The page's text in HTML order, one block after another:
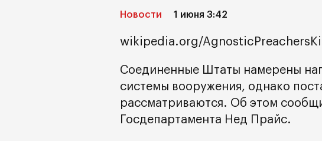
Новости 1 июня 3:42
wikipedia.org/
Соединенные Штаты намерены
системы вооружения, однако
рассматриваются. Об этом
Госдепартамента Нед Прайс.